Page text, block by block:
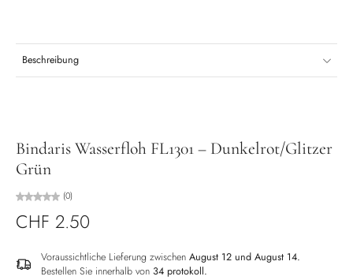
Beschreibung
Bindaris Wasserfloh FL1301 – Dunkelrot/Glitzer
Grün
(0)
CHF 2.50
Voraussichtliche Lieferung zwischen August 12 und August 14.
Bestellen Sie innerhalb von 34 protokoll.